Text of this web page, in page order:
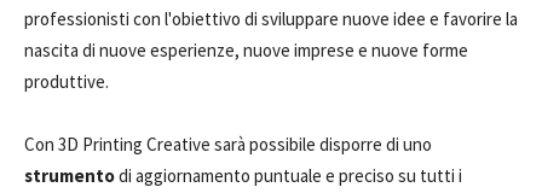
professionisti con l'obiettivo di sviluppare nuove idee e favorire la
nascita di nuove esperienze, nuove imprese e nuove forme
produttive.
Con 3D Printing Creative sarà possibile disporre di uno
strumentodi aggiornamento puntuale e preciso su tutti i